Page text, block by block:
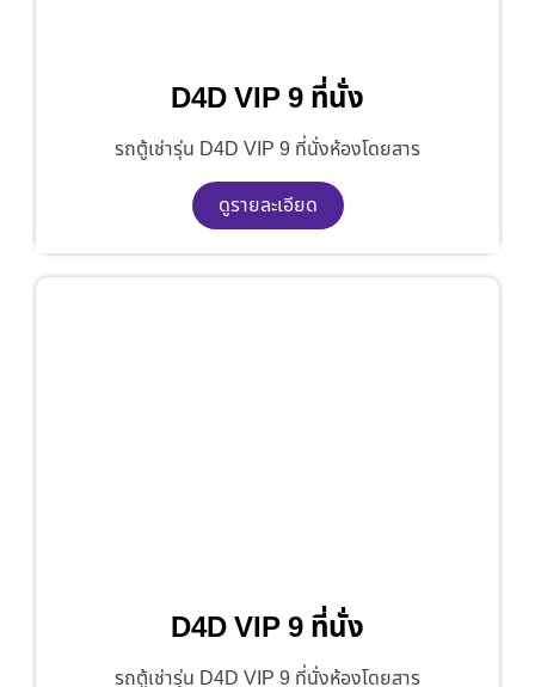
D4D VIP 9 ที่นั่ง
รถตู้เช่ารุ่น D4D VIP 9 ที่นั่งห้องโดยสาร
ดูรายละเอียด
D4D VIP 9 ที่นั่ง
รถตู้เช่ารุ่น D4D VIP 9 ที่นั่งห้องโดยสาร